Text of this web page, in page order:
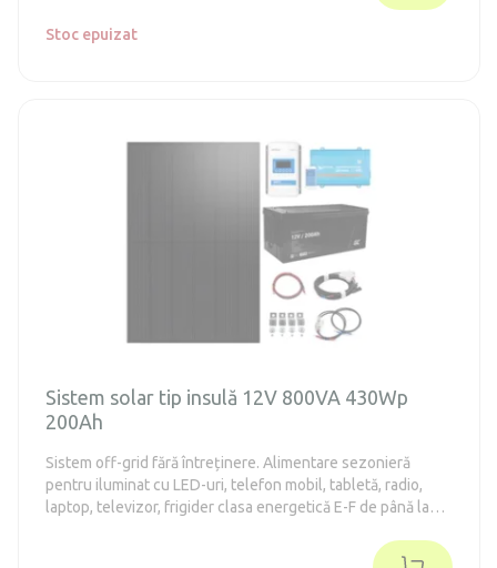
Stoc epuizat
Sistem solar tip insulă 12V 800VA 430Wp
200Ah
Sistem off-grid fără întreținere. Alimentare sezonieră
pentru iluminat cu LED-uri, telefon mobil, tabletă, radio,
laptop, televizor, frigider clasa energetică E-F de până la